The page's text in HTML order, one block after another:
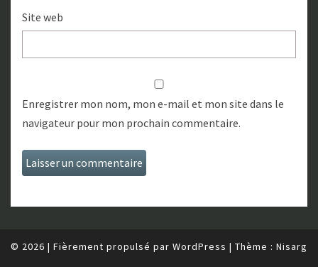
Site web
Enregistrer mon nom, mon e-mail et mon site dans le
navigateur pour mon prochain commentaire.
© 2026 | Fièrement propulsé par WordPress | Thème : Nisarg